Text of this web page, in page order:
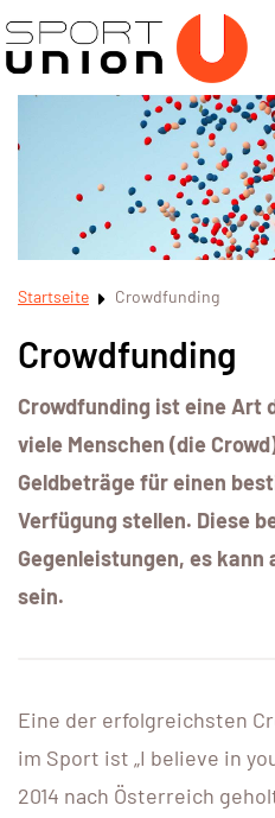
Startseite Crowdfunding
Crowdfunding
Crowdfunding ist eine Art
viele Menschen (die
Geldbeträge für einen
Verfügung stellen. Diese
Gegenleistungen, es kann
sein.
Eine der erfolgreichsten
im Sport ist „I believe in
2014 nach Österreich